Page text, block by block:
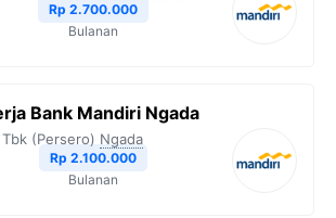
Rp 2.700.000
Bulanan
Bank Mandiri Ngada
(Persero) Ngada
Rp 2.100.000
Bulanan